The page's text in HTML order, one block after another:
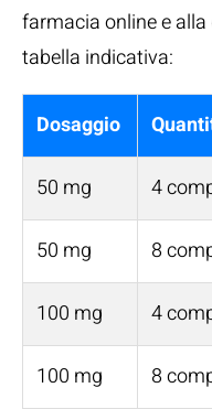
farmacia online e
tabella indicativa:
Dosaggio
50 mg 4
50 mg 8
100 mg 4
100 mg 8